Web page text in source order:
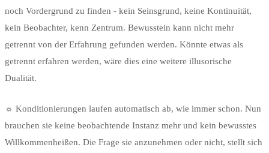
noch Vordergrund zu finden - kein Seinsgrund, keine Kontinuität,
kein Beobachter, kenn Zentrum. Bewusstein kann nicht mehr
getrennt von der Erfahrung gefunden werden. Könnte etwas als
getrennt erfahren werden, wäre dies eine weitere illusorische
Dualität.
☼ Konditionierungen laufen automatisch ab, wie immer schon. Nun
brauchen sie keine beobachtende Instanz mehr und kein bewusstes
Willkommenheißen. Die Frage sie anzunehmen oder nicht, stellt sich